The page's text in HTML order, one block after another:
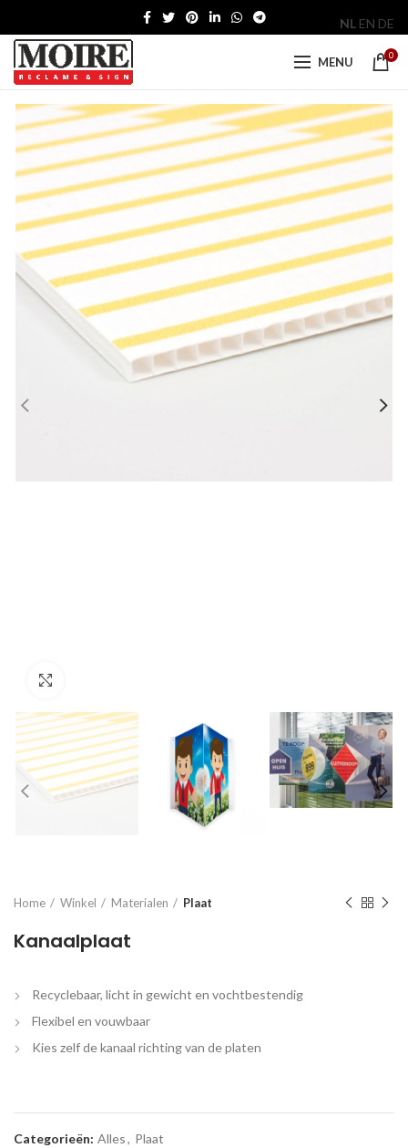
MENU 0
Home Winkel Materialen Plaat
Kanaalplaat
Recyclebaar, licht in gewicht en vochtbestendig
Flexibel en vouwbaar
Kies zelf de kanaal richting van de platen
Categorieën: Alles, Plaat
NL EN DE